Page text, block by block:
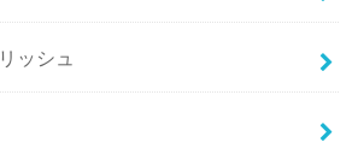
ッシュ